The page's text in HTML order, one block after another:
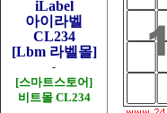
iLabel
아이라벨
CL234
[Lbm 라벨몰]
-
[스마트스토어]
비트몰 CL234